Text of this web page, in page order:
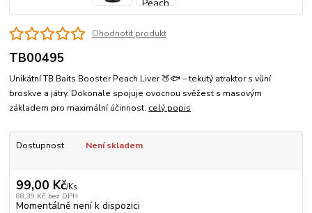
Ohodnotit produkt
TB00495
Unikátní TB Baits Booster Peach Liver 🍑🐟 – tekutý atraktor s vůní
broskve a játry. Dokonale spojuje ovocnou svěžest s masovým
základem pro maximální účinnost. celý popis
Dostupnost Není skladem
99,00 Kč/Ks
88,39 Kč bez DPH
Momentálně není k dispozici